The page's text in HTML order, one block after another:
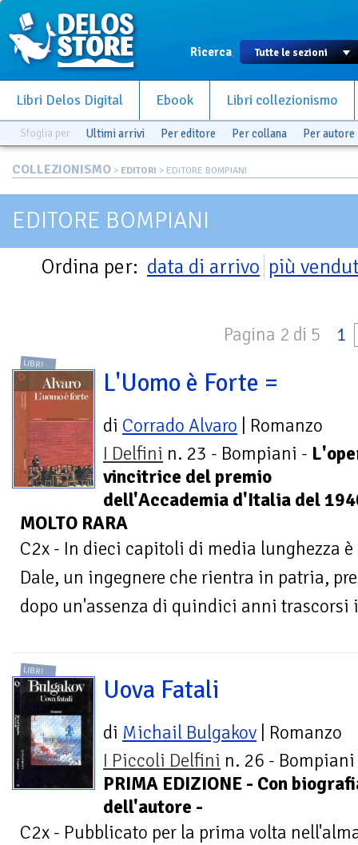
Ricerca
Libri Delos Digital Ebook Libri collezionismo
Sfoglia per Ultimi arrivi Per editore Per collana Per autore
COLLEZIONISMO > EDITORI > EDITORE BOMPIANI
EDITORE BOMPIANI
Ordina per: data di arrivo più
Pagina 2 di 5 1
LIBRI
L'Uomo è Forte =
di Corrado Alvaro | Romanzo
I Delfini n. 23 - Bompiani -
vincitrice del premio
dell'Accademia d'Italia del
MOLTO RARA
C2x - In dieci capitoli di media lunghezza
Dale, un ingegnere che rientra in patria,
dopo un'assenza di quindici anni trascorsi
LIBRI
Uova Fatali
di Michail Bulgakov | Romanzo
I Piccoli Delfini n. 26 -
PRIMA EDIZIONE - Con
dell'autore -
C2x - Pubblicato per la prima volta